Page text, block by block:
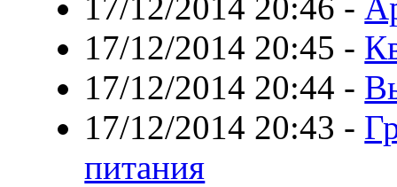
17/12/2014 20:45 -
17/12/2014 20:44 -
17/12/2014 20:43 -
питания